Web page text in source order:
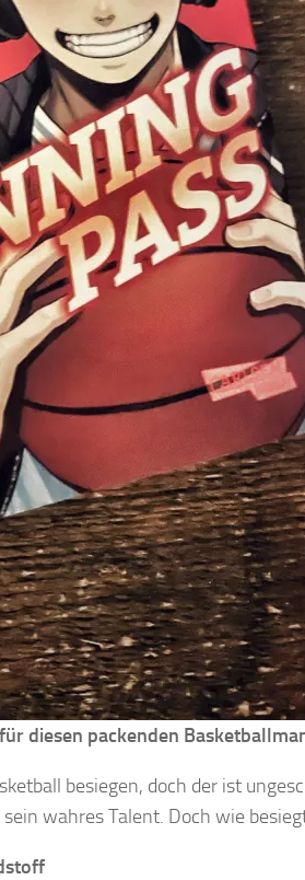
diesen packenden
besiegen, doch der ist
wahres Talent. Doch wie